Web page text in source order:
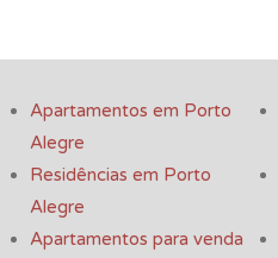
Apartamentos em Porto
Alegre
Residências em Porto
Alegre
Apartamentos para venda